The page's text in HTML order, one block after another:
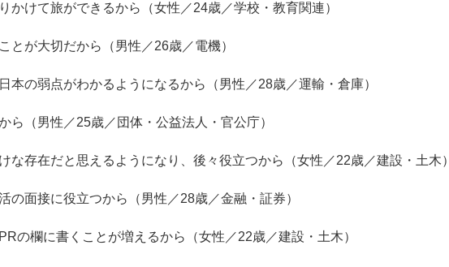
かけて旅ができるから（女性／24歳／学校・教育関連）
とが大切だから（男性／26歳／電機）
本の弱点がわかるようになるから（男性／28歳／運輸・倉庫）
ら（男性／25歳／団体・公益法人・官公庁）
な存在だと思えるようになり、後々役立つから（女性／22歳／建設・土木）
の面接に役立つから（男性／28歳／金融・証券）
の欄に書くことが増えるから（女性／22歳／建設・土木）